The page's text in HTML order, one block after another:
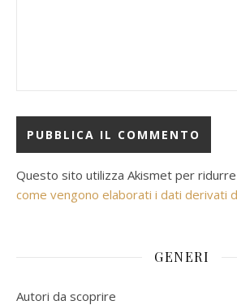
Questo sito utilizza Akismet per
come vengono elaborati i dati derivati
GENERI
Autori da scoprire